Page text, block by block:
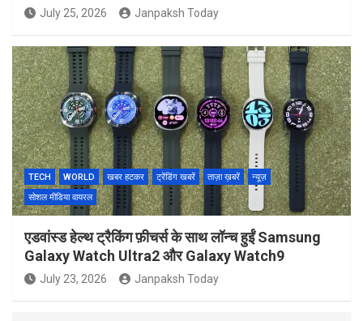
July 25, 2026 Janpaksh Today
TECH WORLD खबर हटकर ट्रेंडिंग खबरें ताज़ा ख़बरें
न्यूज़
सोशल मीडिया वायरल
एडवांस्ड हेल्थ ट्रैकिंग फ़ीचर्स के साथ लॉन्च हुईं Samsung
Galaxy Watch Ultra2 और Galaxy Watch9
July 23, 2026 Janpaksh Today